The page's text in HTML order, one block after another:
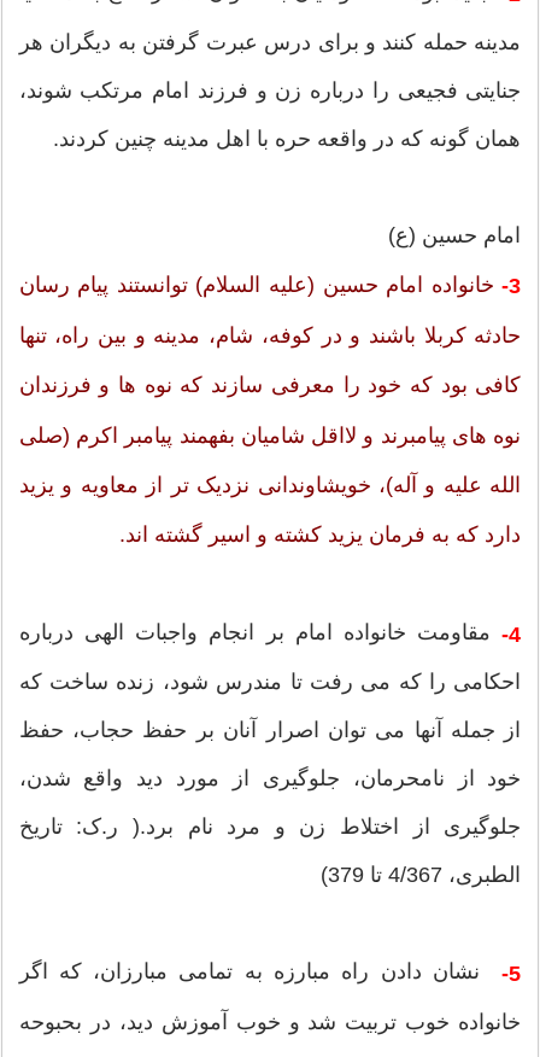
مدینه حمله کنند و برای درس عبرت گرفتن به دیگران هر
جنایتی فجیعی را درباره زن و فرزند امام مرتکب شوند،
همان گونه که در واقعه حره با اهل مدینه چنین کردند.
امام حسین (ع)
3- خانواده امام حسین (علیه السلام) توانستند پیام رسان
حادثه کربلا باشند و در کوفه، شام، مدینه و بین راه، تنها
کافی بود که خود را معرفی سازند که نوه ها و فرزندان
نوه های پیامبرند و لااقل شامیان بفهمند پیامبر اکرم (صلی
الله علیه و آله)، خویشاوندانی نزدیک تر از معاویه و یزید
دارد که به فرمان یزید کشته و اسیر گشته اند.
4- مقاومت خانواده امام بر انجام واجبات الهی درباره
احکامی را که می رفت تا مندرس شود، زنده ساخت که
از جمله آنها می توان اصرار آنان بر حفظ حجاب، حفظ
خود از نامحرمان، جلوگیری از مورد دید واقع شدن،
جلوگیری از اختلاط زن و مرد نام برد.( ر.ک: تاریخ
الطبری، 4/367 تا 379)
5- نشان دادن راه مبارزه به تمامی مبارزان، که اگر
خانواده خوب تربیت شد و خوب آموزش دید، در بحبوحه